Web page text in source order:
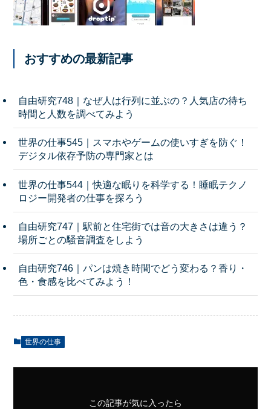
おすすめの最新記事
自由研究748｜なぜ人は行列に並ぶの？人気店の待ち
時間と人数を調べてみよう
世界の仕事545｜スマホやゲームの使いすぎを防ぐ！
デジタル依存予防の専門家とは
世界の仕事544｜快適な眠りを科学する！睡眠テクノ
ロジー開発者の仕事を探ろう
自由研究747｜駅前と住宅街では音の大きさは違う？
場所ごとの騒音調査をしよう
自由研究746｜パンは焼き時間でどう変わる？香り・
色・食感を比べてみよう！
世界の仕事
この記事が気に入ったら